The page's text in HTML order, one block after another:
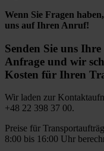
Wenn Sie Fragen
uns auf Ihren Anruf!
Senden Sie uns Ihre
Anfrage und wir
Kosten für Ihren
Wir laden zur
+48 22 398 37 00.
Preise für
8:00 bis 16:00 Uhr